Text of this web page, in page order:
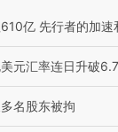
亿 先行者的加速
元汇率连日升破
名股东被拘